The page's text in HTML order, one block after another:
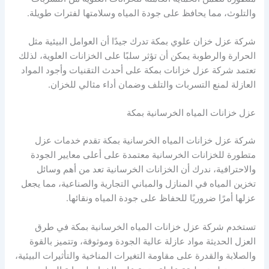
والتلوث، مما يحافظ على جودة المياه وسلامتها لفترات طويلة.
شركة عزل خزان علوي بمكة تدرك جيدًا أن العوامل البيئية مثل
الحرارة والرطوبة يمكن أن تؤثر سلبًا على الخزانات العلوية، لذلك
تعتمد شركة عزل خزانات بمكة على أحدث التقنيات وأجود المواد
العازلة لمنع التسربات والتلف وضمان أداء مثالي للخزان.
عزل خزانات المياه الخرسانية بمكة
شركة عزل خزانات المياه الخرسانية بمكة تقدم خدمات عزل
متطورة للخزانات الخرسانية معتمدة على أعلى معايير الجودة
والاحترافية، ندرك أن الخزانات الخرسانية تعد من أهم وسائل
تخزين المياه في المنازل والمباني التجارية والصناعية، مما يجعل
عزلها أمرًا ضروريًا للحفاظ على جودة المياه ونقائها.
تستخدم شركة عزل خزانات المياه الخرسانية بمكة في طرق
العزل الحديثة مواد عازلة عالية الجودة وموثوقة، وتتميز بالقوة
والصلابة والقدرة على مقاومة التغيرات المناخية والتأثيرات البيئية،